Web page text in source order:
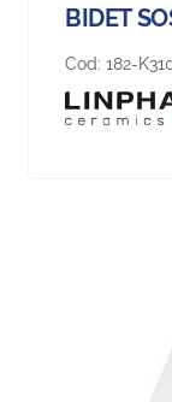
BIDET
Cod: 182-